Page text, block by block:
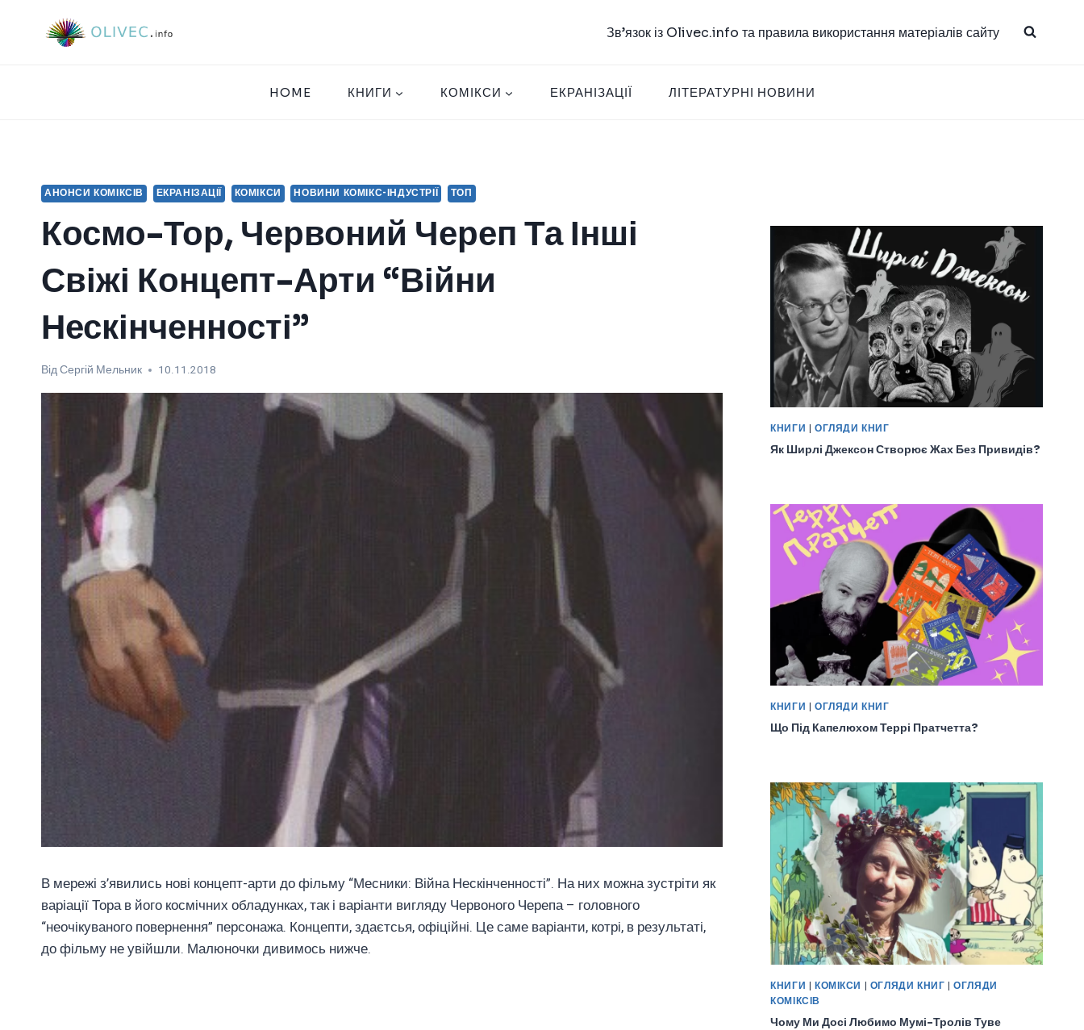
Зв’язок із Olivec.info та правила використання матеріалів сайту
HOME КНИГИ КОМІКСИ ЕКРАНІЗАЦІЇ ЛІТЕРАТУРНІ НОВИНИ
АНОНСИ КОМІКСІВ ЕКРАНІЗАЦІЇ КОМІКСИ НОВИНИ КОМІКС-ІНДУСТРІЇ ТОП
Космо-Тор, Червоний Череп Та Інші
Свіжі Концепт-Арти “Війни
Нескінченності”
ВідСергій Мельник 10.11.2018
В мережі з’явились нові концепт-арти до фільму “Месники: Війна Нескінченності”. На них можна зустріти як
варіації Тора в його космічних обладунках, так і варіанти вигляду Червоного Черепа – головного
“неочікуваного повернення” персонажа. Концепти, здаєтсья, офіційні. Це саме варіанти, котрі, в результаті,
до фільму не увійшли. Малюночки дивимось нижче.
КНИГИ | ОГЛЯДИ КНИГ
Як Ширлі Джексон Створює Жах Без Привидів?
КНИГИ | ОГЛЯДИ КНИГ
Що Під Капелюхом Террі Пратчетта?
КНИГИ | КОМІКСИ | ОГЛЯДИ КНИГ |ОГЛЯДИ
КОМІКСІВ
Чому Ми Досі Любимо Мумі-Тролів Туве